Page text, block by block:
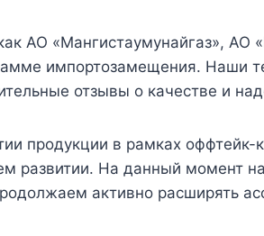
АО «Мангистаумунайгаз»,
импортозамещения. Наши
отзывы о качестве и
продукции в рамках
развитии. На данный момент
активно расширять